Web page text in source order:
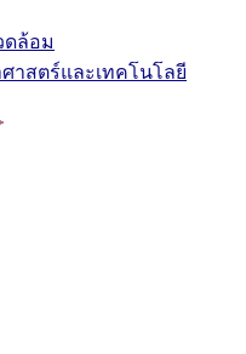
ล้อม
าสตร์และเทคโนโลยี